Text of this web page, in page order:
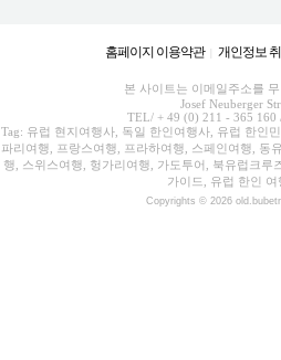
홈페이지 이용약관 개인정보
본 사이트는 이메일주소를
Josef Neuberger
TEL/ + 49 (0) 211 - 365 160
Tag: 유럽 현지여행사, 독일 한인여행사, 유럽 한인
파리여행, 프랑스여행, 프라하여행, 스페인여행, 동
행, 스위스여행, 헝가리여행, 가도투어, 북유럽크
가이드, 유럽 한인
Copyrights © 2026